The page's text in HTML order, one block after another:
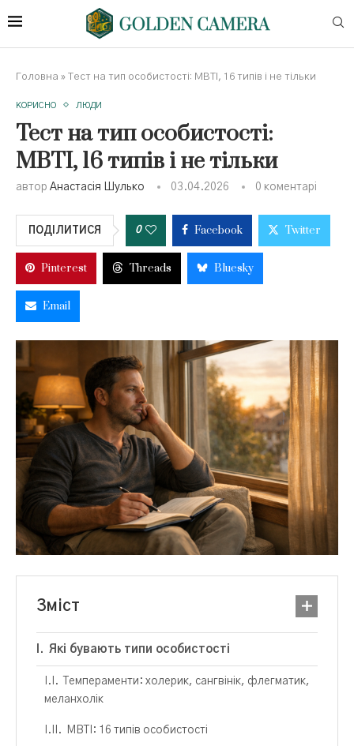
Головна » Тест на тип особистості: MBTI, 16 типів і не тільки
КОРИСНО ЛЮДИ
Тест на тип особистості:
MBTI, 16 типів і не тільки
автор Анастасія Шулько 03.04.2026 0 коментарі
ПОДІЛИТИСЯ 0 Facebook Twitter
Pinterest Threads Bluesky
Email
Зміст
Які бувають типи особистості
Темпераменти: холерик, сангвінік, флегматик,
меланхолік
MBTI: 16 типів особистості